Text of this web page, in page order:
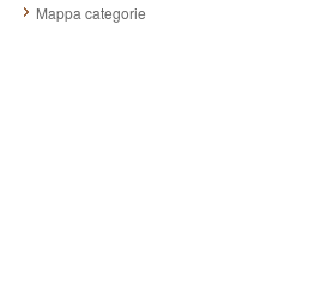
Mappa categorie